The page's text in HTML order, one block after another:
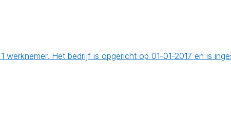
werknemer. Het bedrijf is opgericht op 01-01-2017 en is